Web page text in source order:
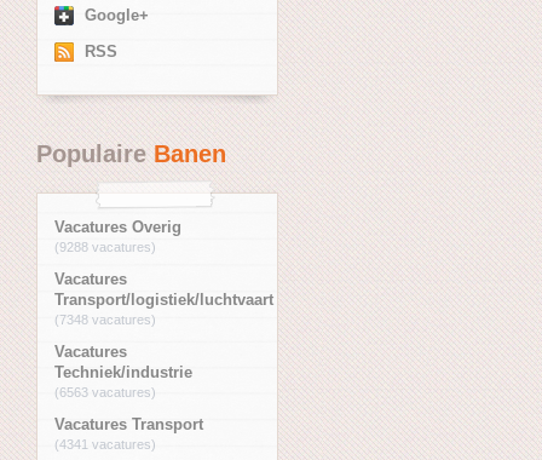
Google+
RSS
PopulaireBanen
Vacatures Overig
(9288 vacatures)
Vacatures
Transport/logistiek/luchtvaart
(7348 vacatures)
Vacatures
Techniek/industrie
(6563 vacatures)
Vacatures Transport
(4341 vacatures)